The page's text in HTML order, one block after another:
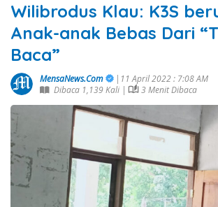
Wilibrodus Klau: K3S
Anak-anak Bebas Dari
Baca”
MensaNews.Com
|11 April 2022 : 7:08 AM
Dibaca 1,139 Kali |
3 Menit Dibaca